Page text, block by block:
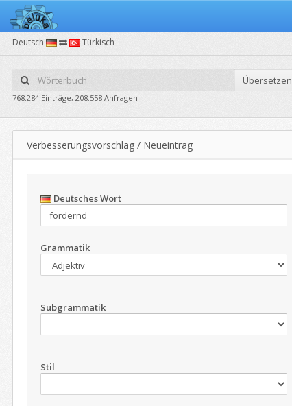
Deutsch Türkisch
Übersetzen
768.284 Einträge, 208.558 Anfragen
Verbesserungsvorschlag / Neueintrag
Deutsches Wort
Grammatik
Subgrammatik
Stil